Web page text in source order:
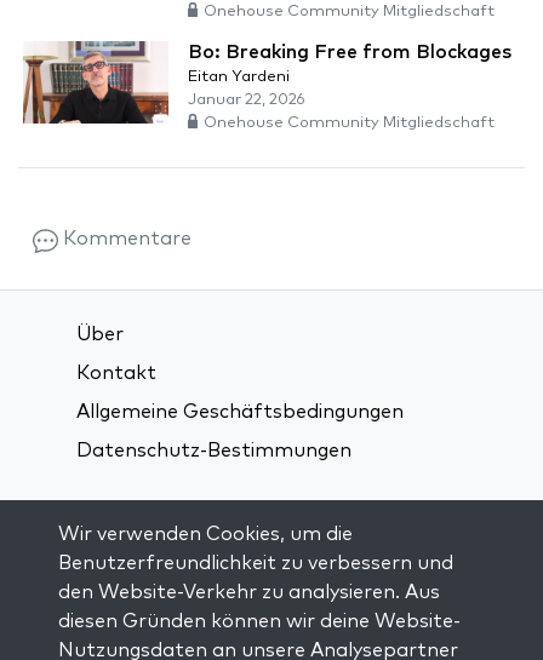
Onehouse Community Mitgliedschaft
Bo: Breaking Free from Blockages
Eitan Yardeni
Januar 22, 2026
Onehouse Community Mitgliedschaft
Kommentare
Über
Kontakt
Allgemeine Geschäftsbedingungen
Datenschutz-Bestimmungen
Verbindung über soziale Medien:
Visit kabbalah master classes
Wir verwenden Cookies, um die
Benutzerfreundlichkeit zu verbessern und
den Website-Verkehr zu analysieren. Aus
diesen Gründen können wir deine Website-
Nutzungsdaten an unsere Analysepartner